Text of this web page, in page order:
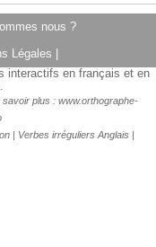
nous ?
Légales
interactifs en français et en
savoir plus : www.orthographe-
| Verbes irréguliers Anglais